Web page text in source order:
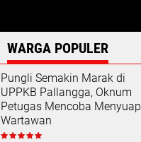
WARGA POPULER
Pungli Semakin Marak di
UPPKB Pallangga, Oknum
Petugas Mencoba Menyuap
Wartawan